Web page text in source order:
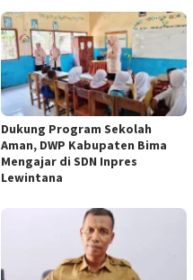
Dukung Program Sekolah
Aman, DWP Kabupaten Bima
Mengajar di SDN Inpres
Lewintana